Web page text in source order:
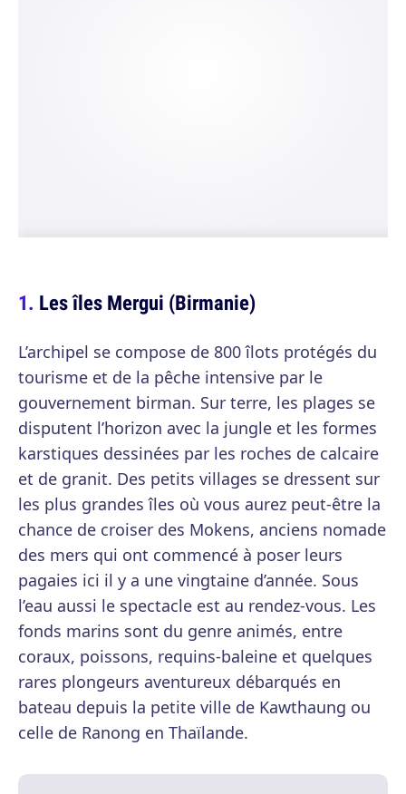
Les îles Mergui (Birmanie)
L’archipel se compose de 800 îlots protégés du
tourisme et de la pêche intensive par le
gouvernement birman. Sur terre, les plages se
disputent l’horizon avec la jungle et les formes
karstiques dessinées par les roches de calcaire
et de granit. Des petits villages se dressent sur
les plus grandes îles où vous aurez peut-être la
chance de croiser des Mokens, anciens nomade
des mers qui ont commencé à poser leurs
pagaies ici il y a une vingtaine d’année. Sous
l’eau aussi le spectacle est au rendez-vous. Les
fonds marins sont du genre animés, entre
coraux, poissons, requins-baleine et quelques
rares plongeurs aventureux débarqués en
bateau depuis la petite ville de Kawthaung ou
celle de Ranong en Thaïlande.